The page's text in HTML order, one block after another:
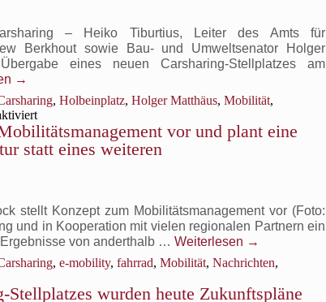
– Heiko Tiburtius, Leiter des Amts für
Berkhout sowie Bau- und Umweltsenator Holger
eines neuen Carsharing-Stellplatzes am
→
, Holbeinplatz, Holger Matthäus, Mobilität,
für
Ein
neues
Carsharing-
des
Bauens
am
Rostocker
möchte
vor und plant eine
statt eines weiteren
stellt Konzept zum Mobilitätsmanagement vor (Foto:
und in Kooperation mit vielen regionalen Partnern ein
von anderthalb … Weiterlesen →
, e-mobility, fahrrad, Mobilität, Nachrichten,
wurden heute Zukunftspläne